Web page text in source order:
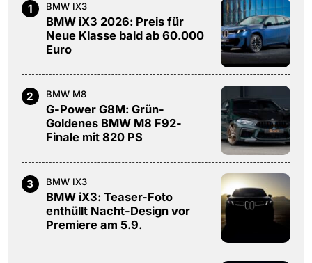
1 BMW IX3
BMW iX3 2026: Preis für
Neue Klasse bald ab 60.000
Euro
2 BMW M8
G-Power G8M: Grün-
Goldenes BMW M8 F92-
Finale mit 820 PS
3 BMW IX3
BMW iX3: Teaser-Foto
enthüllt Nacht-Design vor
Premiere am 5.9.